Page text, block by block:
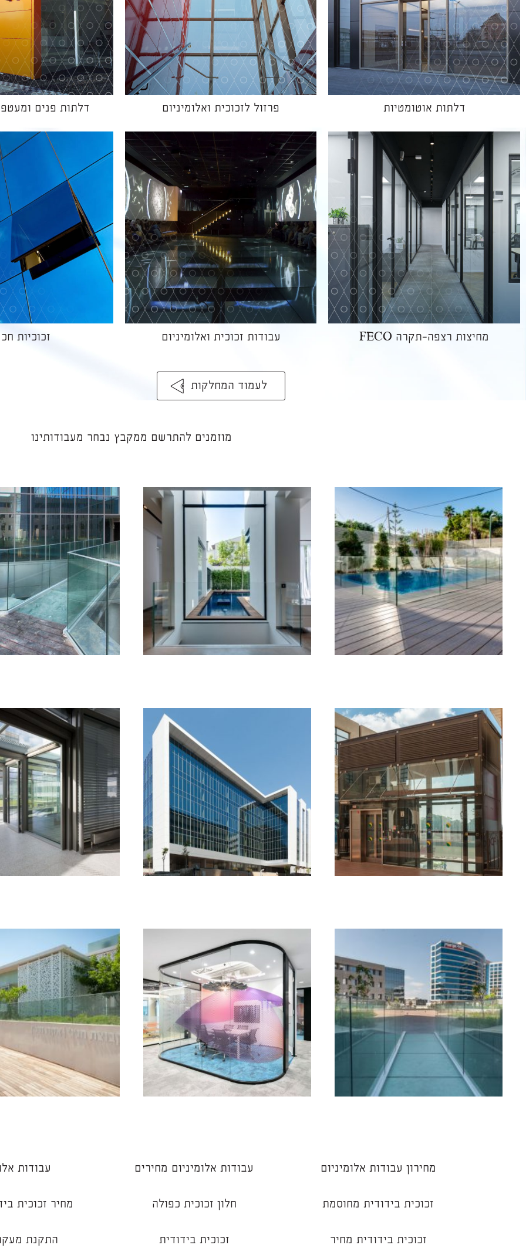
דלתות אוטומטיות פרזול לזכוכית ואלומיניום דלתות פנים
מחיצות רצפה-תקרה FECO עבודות זכוכית ואלומיניום זכוכיות
לעמוד המחלקות
מוזמנים להתרשם ממקבץ נבחר מעבודותינו​
מחירון עבודות אלומיניום עבודות אלומיניום מחירים עבודות
זכוכית בידודית מחוסמת חלון זכוכית כפולה מחיר זכוכית
זכוכית בידודית מחיר זכוכית בידודית התקנת